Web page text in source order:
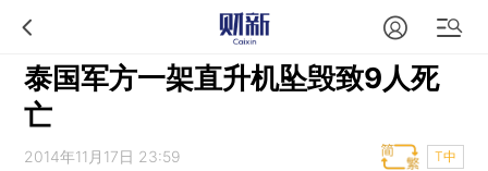
泰国军方一架直升机坠毁致9人死
亡
2014年11月17日 23:59 T中